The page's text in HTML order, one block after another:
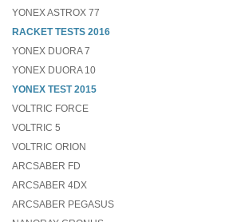
YONEX ASTROX 77
RACKET TESTS 2016
YONEX DUORA 7
YONEX DUORA 10
YONEX TEST 2015
VOLTRIC FORCE
VOLTRIC 5
VOLTRIC ORION
ARCSABER FD
ARCSABER 4DX
ARCSABER PEGASUS